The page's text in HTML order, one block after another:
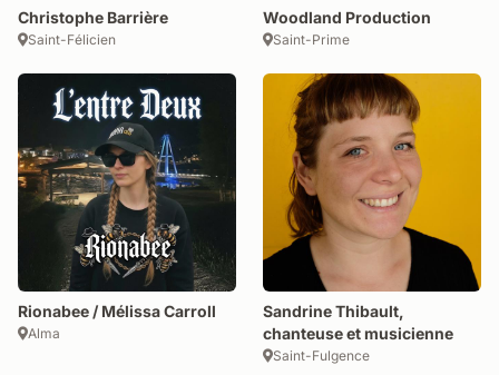
Christophe Barrière
Saint-Félicien
Woodland Production
Saint-Prime
Rionabee / Mélissa Carroll
Alma
Sandrine Thibault,
chanteuse et musicienne
Saint-Fulgence